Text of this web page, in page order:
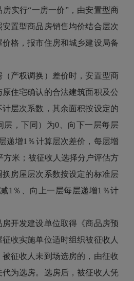
行“一房一价”，由安置型商
置型商品房销售均价结合层次
格，报市住房和城乡建设局备
产权调换）差价时，安置型商
住宅确认的合法建筑面积及公
层次系数，其余面积按设定的
层，下同）为0、向下一层每层
递增1％计算层次差价，每层增
方米；被征收人选择分户评估方
房屋层次系数按设定的标准层
1％、向上一层每层递增1％计
开发建设单位取得《商品房预
收实施单位适时组织被征收人
征收人未到场选房的，由征收
为选房。选房后，被征收人凭